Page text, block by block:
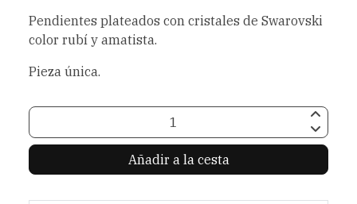
Pendientes plateados con cristales de Swarovski
color rubí y amatista.
Pieza única.
Añadir a la cesta